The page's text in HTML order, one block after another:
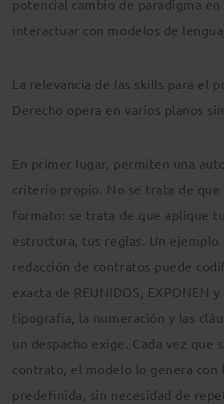
potencial cambio de paradigma
interactuar con modelos de
La relevancia de las skills para el
Derecho opera en varios planos
En primer lugar, permiten una
criterio propio. No se trata de que
formato: se trata de que aplique
estructura, tus reglas. Un ejemplo
redacción de contratos puede
exacta de REUNIDOS, EXPONEN y
tipografía, la numeración y las
un despacho exige. Cada vez que
contrato, el modelo lo genera con
predefinida, sin necesidad de